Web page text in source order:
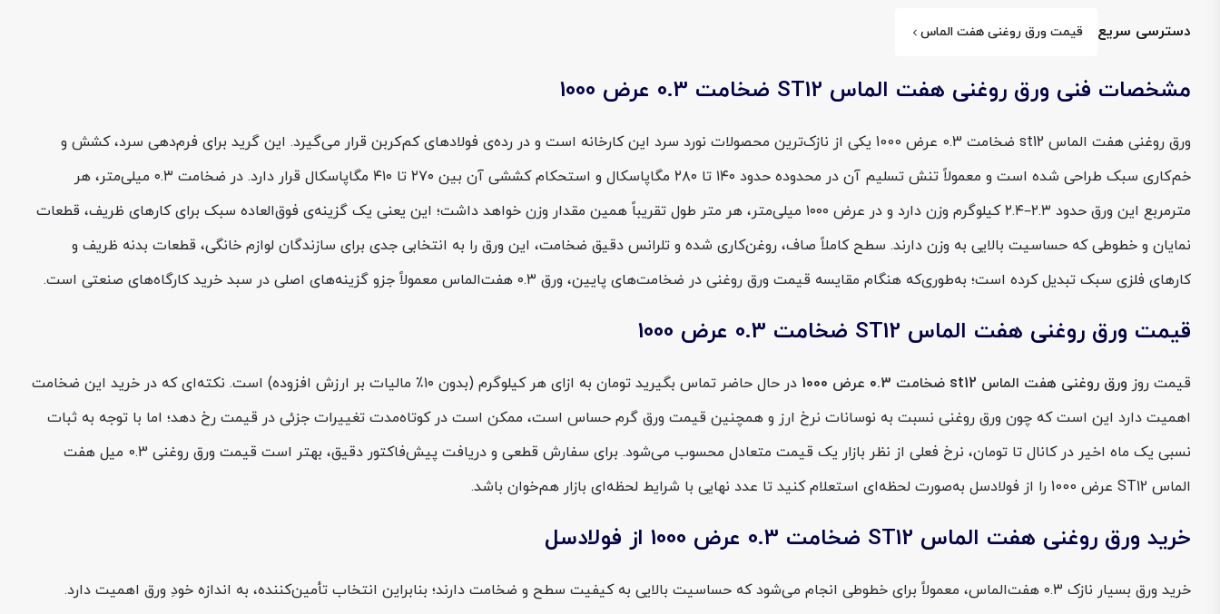
دسترسی سریع قیمت ورق روغنی هفت الماس
مشخصات فنی ورق روغنی هفت الماس ST12 ضخامت 0.3 عرض 1000
ورق روغنی هفت الماس st12 ضخامت 0.3 عرض 1000 یکی از نازک‌ترین محصولات نورد سرد این کارخانه است و در رده‌ی فولادهای کم‌کربن قرار می‌گیرد. این گرید برای فرم‌دهی سرد، کشش و
خم‌کاری سبک طراحی شده است و معمولاً تنش تسلیم آن در محدوده حدود ۱۴۰ تا ۲۸۰ مگاپاسکال و استحکام کششی آن بین ۲۷۰ تا ۴۱۰ مگاپاسکال قرار دارد. در ضخامت ۰.۳ میلی‌متر، هر
مترمربع این ورق حدود ۲.۳–۲.۴ کیلوگرم وزن دارد و در عرض ۱۰۰۰ میلی‌متر، هر متر طول تقریباً همین مقدار وزن خواهد داشت؛ این یعنی یک گزینه‌ی فوق‌العاده سبک برای کارهای ظریف، قطعات
نمایان و خطوطی که حساسیت بالایی به وزن دارند. سطح کاملاً صاف، روغن‌کاری شده و تلرانس دقیق ضخامت، این ورق را به انتخابی جدی برای سازندگان لوازم خانگی، قطعات بدنه ظریف و
کارهای فلزی سبک تبدیل کرده است؛ به‌طوری‌که هنگام مقایسه قیمت ورق روغنی در ضخامت‌های پایین، ورق ۰.۳ هفت‌الماس معمولاً جزو گزینه‌های اصلی در سبد خرید کارگاه‌های صنعتی است.
قیمت ورق روغنی هفت الماس ST12 ضخامت 0.3 عرض 1000
قیمت روز ورق روغنی هفت الماس st12 ضخامت 0.3 عرض 1000
در حال حاضر تماس بگیرید تومان به ازای هر کیلوگرم (بدون ۱۰٪ مالیات بر ارزش افزوده) است. نکته‌ای که در خرید این ضخامت
اهمیت دارد این است که چون ورق روغنی نسبت به نوسانات نرخ ارز و همچنین قیمت ورق گرم حساس است، ممکن است در کوتاه‌مدت تغییرات جزئی در قیمت رخ دهد؛ اما با توجه به ثبات
نسبی یک ماه اخیر در کانال تا تومان، نرخ فعلی از نظر بازار یک قیمت متعادل محسوب می‌شود. برای سفارش قطعی و دریافت پیش‌فاکتور دقیق، بهتر است قیمت ورق روغنی 0.3 میل هفت
الماس ST12 عرض 1000 را از فولادسل به‌صورت لحظه‌ای استعلام کنید تا عدد نهایی با شرایط لحظه‌ای بازار هم‌خوان باشد.
خرید ورق روغنی هفت الماس ST12 ضخامت 0.3 عرض 1000 از فولادسل
خرید ورق بسیار نازک ۰.۳ هفت‌الماس، معمولاً برای خطوطی انجام می‌شود که حساسیت بالایی به کیفیت سطح و ضخامت دارند؛ بنابراین انتخاب تأمین‌کننده، به اندازه خودِ ورق اهمیت دارد.